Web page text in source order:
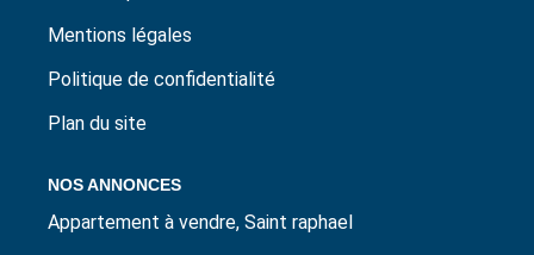
Mentions légales
Politique de confidentialité
Plan du site
NOS ANNONCES
Appartement à vendre, Saint raphael